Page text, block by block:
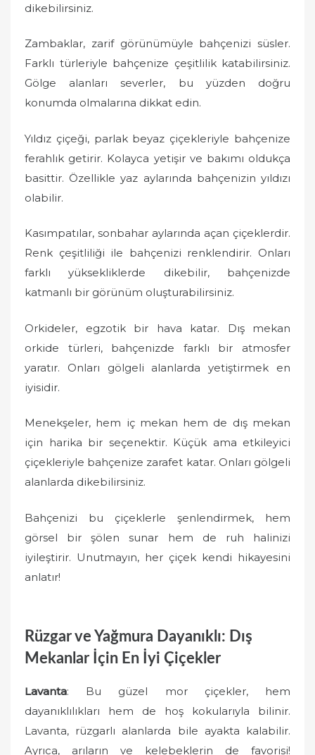
dikebilirsiniz.
Zambaklar, zarif görünümüyle bahçenizi süsler.
Farklı türleriyle bahçenize çeşitlilik katabilirsiniz.
Gölge alanları severler, bu yüzden doğru
konumda olmalarına dikkat edin.
Yıldız çiçeği, parlak beyaz çiçekleriyle bahçenize
ferahlık getirir. Kolayca yetişir ve bakımı oldukça
basittir. Özellikle yaz aylarında bahçenizin yıldızı
olabilir.
Kasımpatılar, sonbahar aylarında açan çiçeklerdir.
Renk çeşitliliği ile bahçenizi renklendirir. Onları
farklı yüksekliklerde dikebilir, bahçenizde
katmanlı bir görünüm oluşturabilirsiniz.
Orkideler, egzotik bir hava katar. Dış mekan
orkide türleri, bahçenizde farklı bir atmosfer
yaratır. Onları gölgeli alanlarda yetiştirmek en
iyisidir.
Menekşeler, hem iç mekan hem de dış mekan
için harika bir seçenektir. Küçük ama etkileyici
çiçekleriyle bahçenize zarafet katar. Onları gölgeli
alanlarda dikebilirsiniz.
Bahçenizi bu çiçeklerle şenlendirmek, hem
görsel bir şölen sunar hem de ruh halinizi
iyileştirir. Unutmayın, her çiçek kendi hikayesini
anlatır!
Rüzgar ve Yağmura Dayanıklı: Dış
Mekanlar İçin En İyi Çiçekler
Lavanta: Bu güzel mor çiçekler, hem
dayanıklılıkları hem de hoş kokularıyla bilinir.
Lavanta, rüzgarlı alanlarda bile ayakta kalabilir.
Ayrıca, arıların ve kelebeklerin de favorisi!